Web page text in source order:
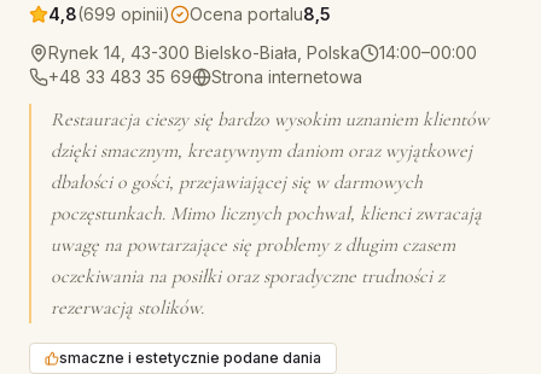
4,8(699 opinii) Ocena portalu8,5
Rynek 14, 43-300 Bielsko-Biała, Polska
14:00–00:00
+48 33 483 35 69
Strona internetowa
Restauracja cieszy się bardzo wysokim uznaniem klientów
dzięki smacznym, kreatywnym daniom oraz wyjątkowej
dbałości o gości, przejawiającej się w darmowych
poczęstunkach. Mimo licznych pochwał, klienci zwracają
uwagę na powtarzające się problemy z długim czasem
oczekiwania na posiłki oraz sporadyczne trudności z
rezerwacją stolików.
smaczne i estetycznie podane dania